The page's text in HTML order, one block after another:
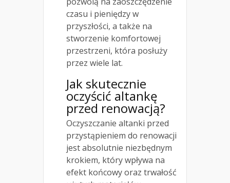
czasu i pieniędzy w
przyszłości, a także na
stworzenie komfortowej
przestrzeni, która posłuży
przez wiele lat.
Jak skutecznie
oczyścić altankę
przed renowacją?
Oczyszczanie altanki przed
przystąpieniem do renowacji
jest absolutnie niezbędnym
krokiem, który wpływa na
efekt końcowy oraz trwałość